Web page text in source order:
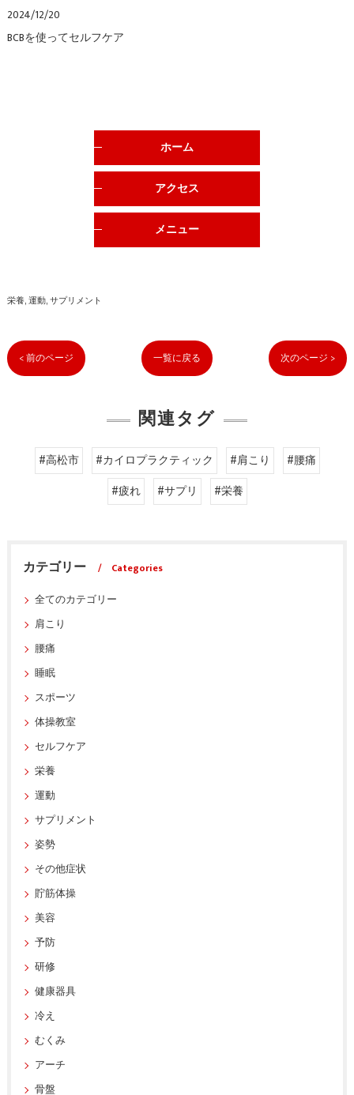
2024/12/20
BCBを使ってセルフケア
ホーム
アクセス
メニュー
栄養 運動 サプリメント
< 前のページ 一覧に戻る 次のページ >
関連タグ
#高松市 #カイロプラクティック #肩こり
#腰痛
#疲れ
#サプリ #栄養
カテゴリー
Categories
全てのカテゴリー
肩こり
腰痛
睡眠
スポーツ
体操教室
セルフケア
栄養
運動
サプリメント
姿勢
その他症状
貯筋体操
美容
予防
研修
健康器具
冷え
むくみ
アーチ
骨盤